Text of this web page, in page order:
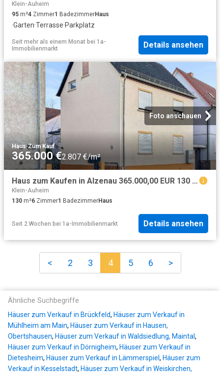
Klein-Auheim
95 m²4 Zimmer1 BadezimmerHaus
·Garten·Terrasse·Parkplatz
Seit mehr als einem Monat bei 1a-
Immobilienmarkt
Details ansehen
Foto anschauen
Haus·Zum Kauf
365.000 €2.807 €/m²
Haus zum Kaufen in Alzenau 365.000,00 EUR 130 m²
Klein-Auheim
130 m²6 Zimmer1 BadezimmerHaus
Seit 2 Wochen bei 1a-Immobilienmarkt Details ansehen
< 2 3 4 5 6 >
Ähnliche Suchbegriffe
Häuser zum Verkauf in Brückfeld, Häuser zum Verkauf in
Mühlheim am Main, Häuser zum Verkauf in Hausen,
Obertshausen, Häuser zum Verkauf in Waldsiedlung, Maintal,
Häuser zum Verkauf in Dörnigheim, Häuser zum Verkauf in
Dietesheim, Häuser zum Verkauf in Lämmerspiel , Häuser zum
Verkauf in Kesselstadt, Häuser zum Verkauf in Weiskirchen,